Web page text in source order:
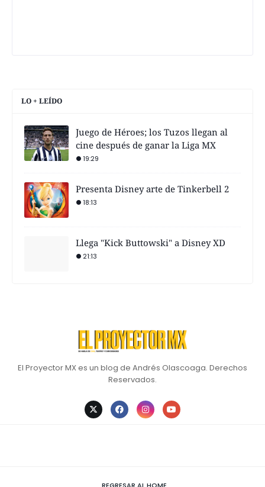
LO + LEÍDO
Juego de Héroes; los Tuzos llegan al
cine después de ganar la Liga MX
19:29
Presenta Disney arte de Tinkerbell 2
18:13
Llega "Kick Buttowski" a Disney XD
21:13
El Proyector MX es un blog de Andrés Olascoaga. Derechos
Reservados.
REGRESAR AL HOME